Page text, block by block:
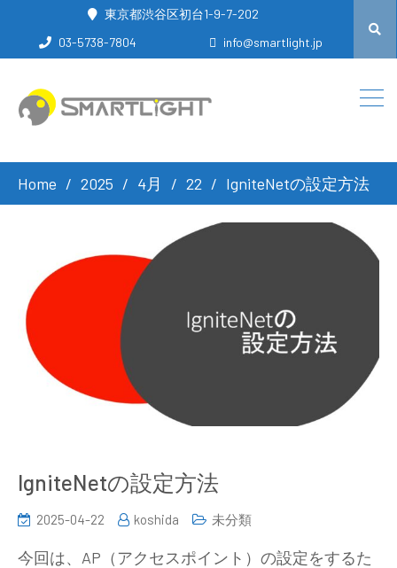
東京都渋谷区初台1-9-7-202
03-5738-7804
info@smartlight.jp
Home 2025 4月 22 IgniteNetの設定方法
IgniteNetの設定方法
2025-04-22 koshida 未分類
今回は、AP（アクセスポイント）の設定をするた